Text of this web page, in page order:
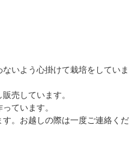
いよう心掛けて栽培をしていま
売しています。
ています。
。お越しの際は一度ご連絡くだ